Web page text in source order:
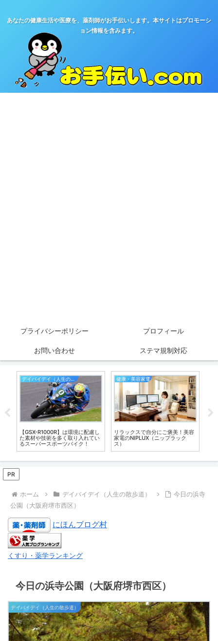
あなたの健康生活や医療を、薬剤師がお手伝いします。本サイトはプロモーシ
ョン情報を含みます。
プライバシーポリシー プロフィール
お問い合わせ ステマ規制対応
デイバイデイ（人生の散歩道）
【GSX-R1000R】は環境に配慮し
た素材や技術を多く取り入れてい
るスーパースポーツバイク！
健康・美容家電
リラックスで自分にご褒美！美容
家電のNIPLUX（ニップラック
ス）
PR
ホーム デイバイデイ（人生の散歩道）
今日の浜寺
公園（大阪府堺市西区）
にほんブログ村
くすり・薬学ランキング
今日の浜寺公園（大阪府堺市西区）
デイバイデイ（人生の散歩道）